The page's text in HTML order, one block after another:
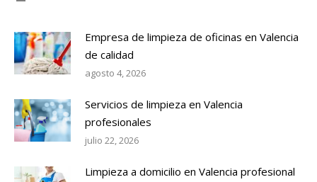
Empresa de limpieza de oficinas en Valencia
de calidad
agosto 4, 2026
Servicios de limpieza en Valencia
profesionales
julio 22, 2026
Limpieza a domicilio en Valencia profesional